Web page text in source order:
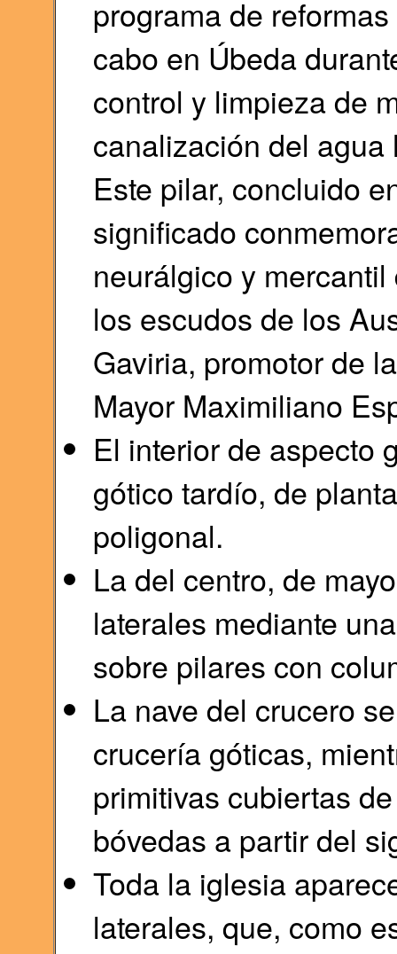
programa de
cabo en Úbeda
control y limpieza de
canalización del
Este pilar, concluido
significado
neurálgico y
los escudos de los
Gaviria, promotor de
Mayor Maximiliano
El interior de aspecto
gótico tardío, de
poligonal.
La del centro, de
laterales mediante
sobre pilares con
La nave del crucero
crucería góticas,
primitivas cubiertas
bóvedas a partir del
Toda la iglesia
laterales, que, como